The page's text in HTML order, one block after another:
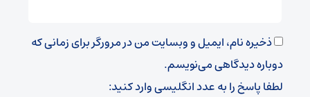
ذخیره نام، ایمیل و وبسایت من در مرورگر برای زمانی که
دوباره دیدگاهی می‌نویسم.
لطفا پاسخ را به عدد انگلیسی وارد کنید: